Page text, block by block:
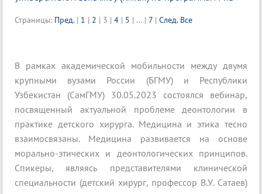
Страницы: Пред. | 1 | 2 | 3 | 4 | 5 | ... | 7 | След. Все
В рамках академической мобильности между двумя
крупными вузами России (БГМУ) и Республики
Узбекистан (СамГМУ) 30.05.2023 состоялся вебинар,
посвященный актуальной проблеме деонтологии в
практике детского хирурга. Медицина и этика тесно
взаимосвязаны. Медицина развивается на основе
морально-этических и деонтологических принципов.
Спикеры, являясь представителями клинической
специальности (детский хирург, профессор В.У. Сатаев)